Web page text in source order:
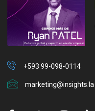
+593 99-098-0114
marketing@insights.la